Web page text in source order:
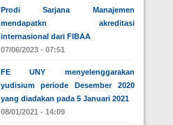
Prodi Sarjana Manajemen
mendapatkn akreditasi
internasional dari FIBAA
07/06/2023 - 07:51
FE UNY menyelenggarakan
yudisium periode Desember 2020
yang diadakan pada 5 Januari 2021
08/01/2021 - 14:09